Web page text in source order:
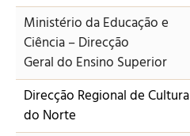
Ministério da Educação e
Ciência – Direcção
Geral do Ensino Superior
Direcção Regional de Cultura
do Norte